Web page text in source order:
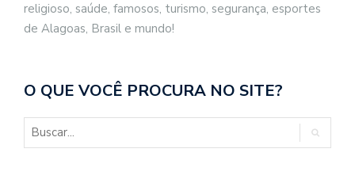
religioso, saúde, famosos, turismo, segurança, esportes
de Alagoas, Brasil e mundo!
O QUE VOCÊ PROCURA NO SITE?